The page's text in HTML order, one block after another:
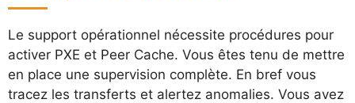
Le support opérationnel nécessite procédures pour
activer PXE et Peer Cache. Vous êtes tenu de mettre
en place une supervision complète. En bref vous
tracez les transferts et alertez anomalies. Vous avez